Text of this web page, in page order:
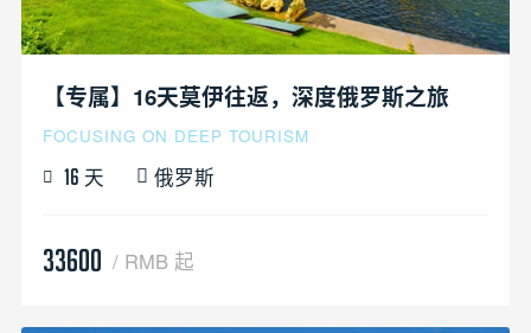
【专属】16天莫伊往返，深度俄罗斯之旅
FOCUSING ON DEEP TOURISM
16 天 俄罗斯
33600 / RMB 起